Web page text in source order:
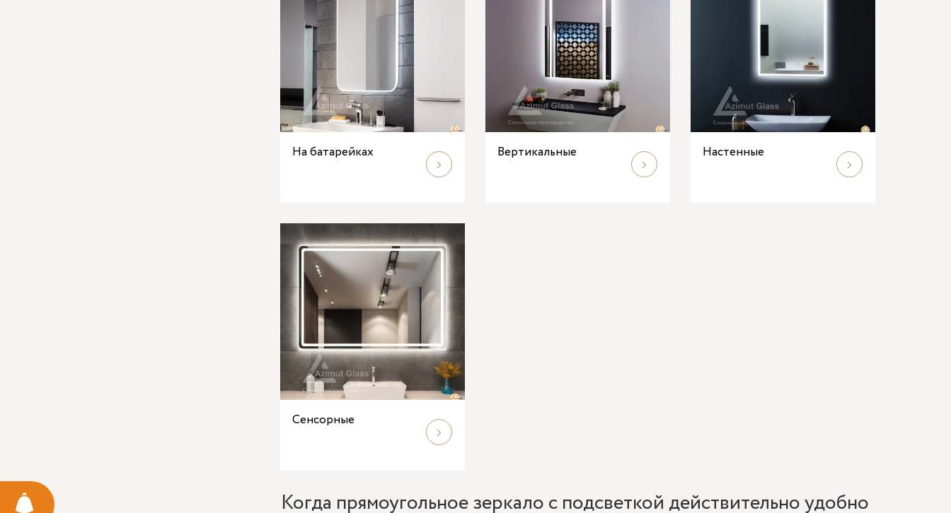
На батарейках Вертикальные Настенные
Сенсорные
Когда прямоугольное зеркало с подсветкой действительно удобно